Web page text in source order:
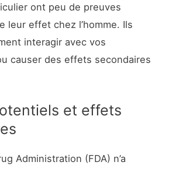
ont peu de preuves
leur effet chez l’homme. Ils
interagir avec vos
causer des effets secondaires
et effets
Administration (FDA) n’a